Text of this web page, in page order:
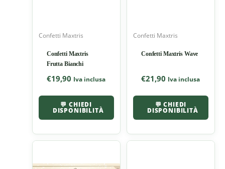
Confetti Maxtris
Confetti Maxtris
Frutta Bianchi
€19,90 Iva inclusa
💬 CHIEDI
DISPONIBILITÀ
Confetti Maxtris
Confetti Maxtris Wave
€21,90 Iva inclusa
💬 CHIEDI
DISPONIBILITÀ